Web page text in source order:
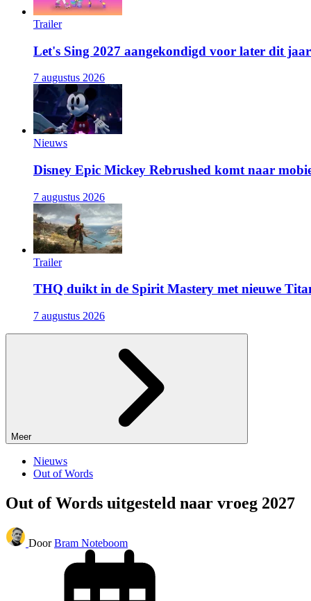
Trailer
Let's Sing 2027 aangekondigd voor later dit jaar
7 augustus 2026
Nieuws
Disney Epic Mickey Rebrushed komt naar
7 augustus 2026
Trailer
THQ duikt in de Spirit Mastery met nieuwe
7 augustus 2026
Meer
Nieuws
Out of Words
Out of Words uitgesteld naar vroeg 2027
Door Bram Noteboom